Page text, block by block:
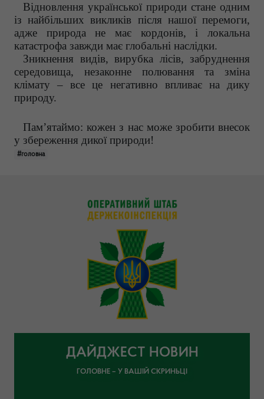
Відновлення української природи стане одним
із найбільших викликів після нашої перемоги,
адже природа не має кордонів, і локальна
катастрофа завжди має глобальні наслідки.
Зникнення видів, вирубка лісів, забруднення
середовища, незаконне полювання та зміна
клімату – все це негативно впливає на дику
природу.
Пам’ятаймо: кожен з нас може зробити внесок
у збереження дикої природи!
#головна
ДАЙДЖЕСТ НОВИН
ГОЛОВНЕ – У ВАШІЙ СКРИНЬЦІ